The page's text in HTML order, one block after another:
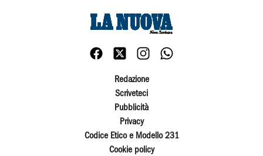
Redazione
Scriveteci
Pubblicità
Privacy
Codice Etico e Modello 231
Cookie policy